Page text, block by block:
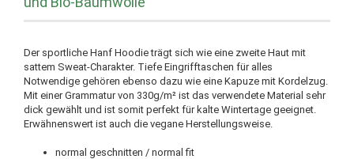
Der sportliche Hanf Hoodie trägt sich wie eine zweite Haut mit
sattem Sweat-Charakter. Tiefe Eingrifftaschen für alles
Notwendige gehören ebenso dazu wie eine Kapuze mit Kordelzug.
Mit einer Grammatur von 330g/m² ist das verwendete Material sehr
dick gewählt und ist somit perfekt für kalte Wintertage geeignet.
Erwähnenswert ist auch die vegane Herstellungsweise.
normal geschnitten / normal fit